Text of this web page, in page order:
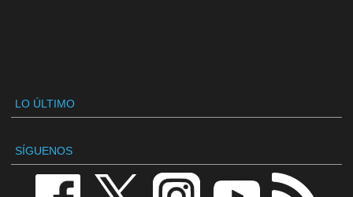
LO ÚLTIMO
SÍGUENOS